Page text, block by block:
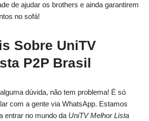
de ajudar os brothers e ainda garantirem
no sofá!
Sobre UniTV
P2P Brasil
dúvida, não tem problema! É só
com a gente via WhatsApp. Estamos
entrar no mundo da UniTV Melhor Lista